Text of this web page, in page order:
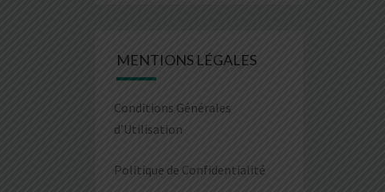
MENTIONS LÉGALES
Conditions Générales
d’Utilisation
Politique de Confidentialité